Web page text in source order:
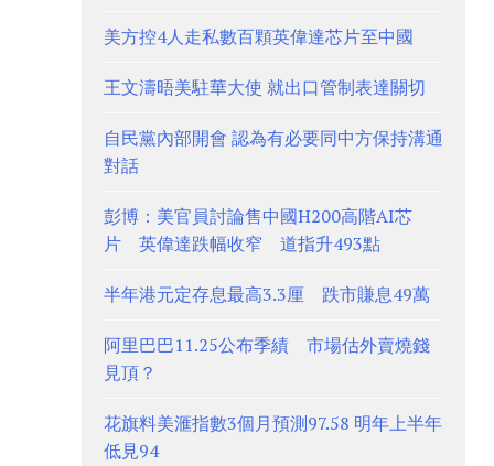
美方控4人走私數百顆英偉達芯片至中國
王文濤晤美駐華大使 就出口管制表達關切
自民黨內部開會 認為有必要同中方保持溝通
對話
彭博：美官員討論售中國H200高階AI芯
片 英偉達跌幅收窄 道指升493點
半年港元定存息最高3.3厘 跌市賺息49萬
阿里巴巴11.25公布季績 市場估外賣燒錢
見頂？
花旗料美滙指數3個月預測97.58 明年上半年
低見94